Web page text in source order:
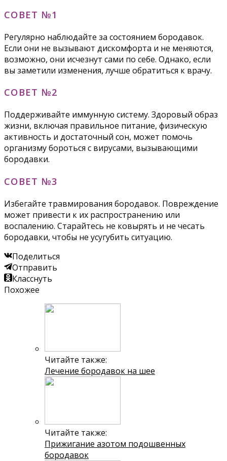
СОВЕТ №1
Регулярно наблюдайте за состоянием бородавок.
Если они не вызывают дискомфорта и не меняются,
возможно, они исчезнут сами по себе. Однако, если
вы заметили изменения, лучше обратиться к врачу.
СОВЕТ №2
Поддерживайте иммунную систему. Здоровый образ
жизни, включая правильное питание, физическую
активность и достаточный сон, может помочь
организму бороться с вирусами, вызывающими
бородавки.
СОВЕТ №3
Избегайте травмирования бородавок. Повреждение
может привести к их распространению или
воспалению. Старайтесь не ковырять и не чесать
бородавки, чтобы не усугубить ситуацию.
Поделиться
Отправить
Класснуть
Похожее
Читайте также:
Лечение бородавок на шее
Читайте также:
Прижигание азотом подошвенных
бородавок